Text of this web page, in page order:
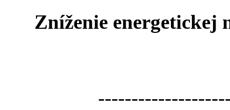
Zníženie energetickej